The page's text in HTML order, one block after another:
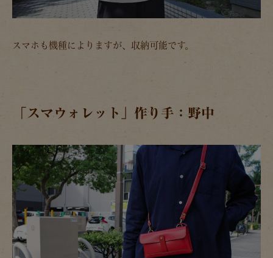
スマホも機種によりますが、収納可能です。
「スマウォレット」作り手：野中